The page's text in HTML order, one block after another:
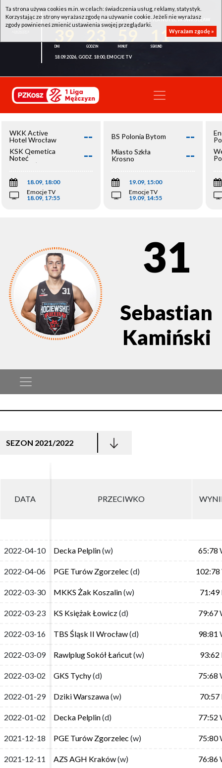
WKK ACTIVE HOTEL WROCŁAW - KSK QEMETICA NOTEĆ INOWROCŁAW
11
18.09.2026, GODZ. 18:00, EMOCJE TV
WKK Active
Hotel Wrocław
--
KSK Qemetica
Noteć
Inowrocław
--
18.09, 18:00
Emocje TV
18.09, 17:55
BS Polonia Bytom --
Miasto Szkła
Krosno
--
19.09, 15:00
Emocje TV
19.09, 14:55
31
Sebastian
Kamiński
SEZON 2021/2022
DATA PRZECIWKO
2022-04-10 Decka Pelplin(w) 65:78
2022-04-06 PGE Turów Zgorzelec (d) 102:78
2022-03-30 MKKS Żak Koszalin(w) 71:49
2022-03-23 KS Księżak Łowicz(d) 79:67
2022-03-16 TBS Śląsk II Wrocław(d) 98:81
2022-03-09 Rawlplug Sokół Łańcut(w) 93:62
2022-03-02 GKS Tychy(d) 75:68
2022-01-29 Dziki Warszawa(w) 70:57
2022-01-02 Decka Pelplin(d) 77:52
2021-12-18 PGE Turów Zgorzelec (w) 75:80
2021-12-11 AZS AGH Kraków(w) 76:86
DATA PRZECIWKO
2022-04-10 Decka Pelplin(w) 65:78
2022-04-06 PGE Turów Zgorzelec (d) 102:78
2022-03-30 MKKS Żak Koszalin(w) 71:49
2022-03-23 KS Księżak Łowicz(d) 79:67
2022-03-16 TBS Śląsk II Wrocław(d) 98:81
2022-03-09 Rawlplug Sokół Łańcut(w) 93:62
2022-03-02 GKS Tychy(d) 75:68
2022-01-29 Dziki Warszawa(w) 70:57
2022-01-02 Decka Pelplin(d) 77:52
2021-12-18 PGE Turów Zgorzelec (w) 75:80
2021-12-11 AZS AGH Kraków(w) 76:86
Ta strona używa cookies m.in. w celach: świadczenia usług, reklamy, statystyk.
Korzystając ze strony wyrażasz zgodę na używanie cookie. Jeżeli nie wyrażasz
zgody powinieneś zmienić ustawienia swojej przeglądarki.
Wyrażam zgodę »